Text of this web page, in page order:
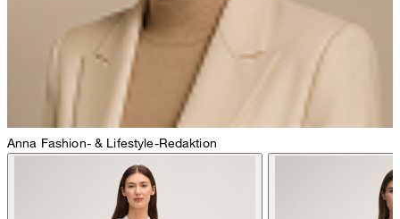
Bügeln bei geringer Temperatur
Anna Fashion- & Lifestyle-Redaktion